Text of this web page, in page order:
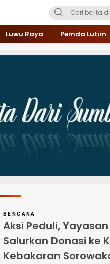
Luwu Raya Pemda Lutim
BENCANA
Aksi Peduli,
Salurkan Donasi ke
Kebakaran